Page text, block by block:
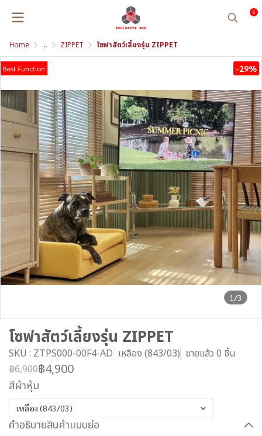
0
Home ... ZIPPET โซฟาสัตว์เลี้ยงรุ่น ZIPPET
1/3
Best Function -29%
โซฟาสัตว์เลี้ยงรุ่น ZIPPET
SKU : ZTPS000-00F4-AD เหลือง (843/03) ขายแล้ว 0 ชิ้น
฿6,900฿4,900
สีผ้าหุ้ม
เหลือง (843/03)
คำอธิบายสินค้าแบบย่อ